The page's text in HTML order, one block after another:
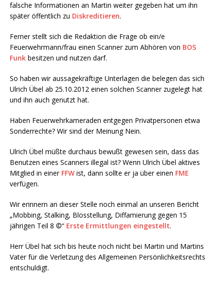
falsche Informationen an Martin weiter gegeben hat um ihn
später öffentlich zu Diskreditieren.
Ferner stellt sich die Redaktion die Frage ob ein/e
Feuerwehrmann/frau einen Scanner zum Abhören von BOS
Funk besitzen und nutzen darf.
So haben wir aussagekräftige Unterlagen die belegen das sich
Ulrich Übel ab 25.10.2012 einen solchen Scanner zugelegt hat
und ihn auch genutzt hat.
Haben Feuerwehrkameraden entgegen Privatpersonen etwa
Sonderrechte? Wir sind der Meinung Nein.
Ulrich Übel müßte durchaus bewußt gewesen sein, dass das
Benutzen eines Scanners illegal ist? Wenn Ulrich Übel aktives
Mitglied in einerFFW ist, dann sollte er ja über einen FME
verfügen.
Wir erinnern an dieser Stelle noch einmal an unseren Bericht
„Mobbing, Stalking, Blosstellung, Diffamierung gegen 15
jährigen Teil 8 ©“ Erste Ermittlungen eingestellt.
Herr Übel hat sich bis heute noch nicht bei Martin und Martins
Vater für die Verletzung des Allgemeinen Persönlichkeitsrechts
entschuldigt.